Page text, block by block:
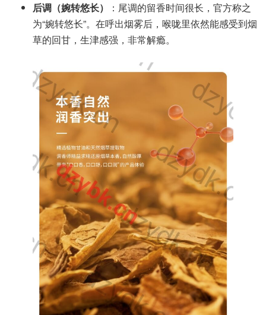
后调（婉转悠长）
：尾调的留香时间很长，官方称之
为“婉转悠长”。在呼出烟雾后，喉咙里依然能感受到烟
草的回甘，生津感强，非常解瘾。